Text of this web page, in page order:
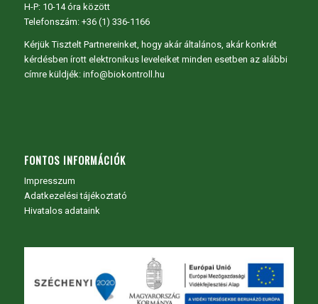
H-P: 10-14 óra között
Telefonszám: +36 (1) 336-1166
Kérjük Tisztelt Partnereinket, hogy akár általános, akár konkrét
kérdésben írott elektronikus leveleiket minden esetben az alábbi
címre küldjék: info@biokontroll.hu
FONTOS INFORMÁCIÓK
Impresszum
Adatkezelési tájékoztató
Hivatalos adataink